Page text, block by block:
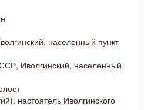
населенный пункт
Иволгинский, населенный
настоятель Иволгинского